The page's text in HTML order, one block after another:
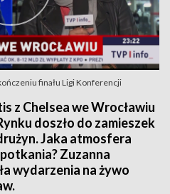
finału Ligi Konferencji
z Chelsea we Wrocławiu
doszło do zamieszek
Jaka atmosfera
Zuzanna
wydarzenia na żywo